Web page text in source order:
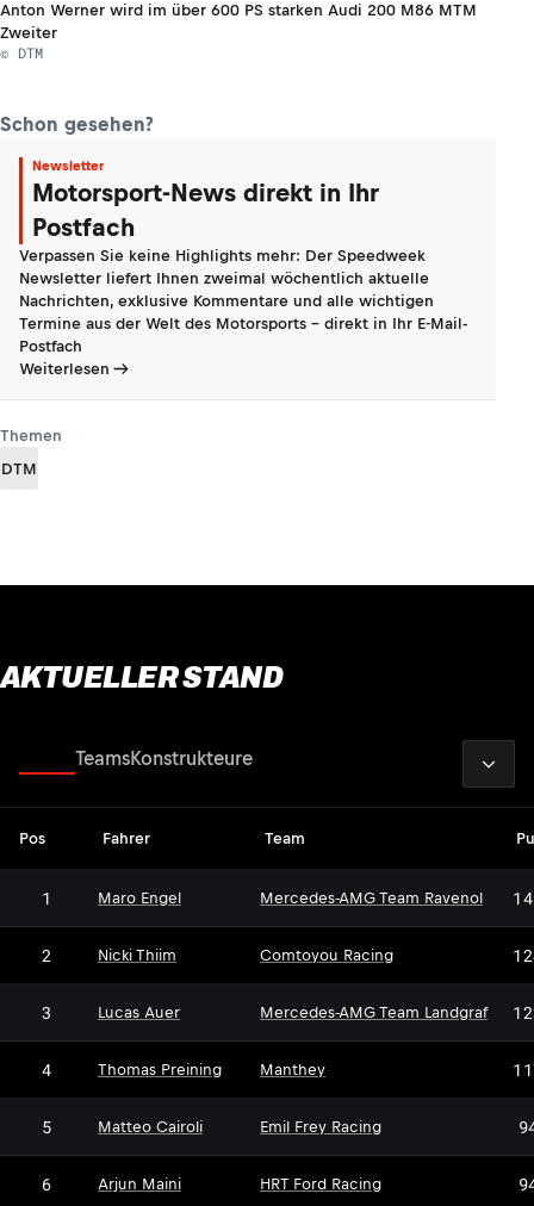
Anton Werner wird im über 600 PS starken Audi 200 M86 MTM
Zweiter
© DTM
Schon gesehen?
Newsletter
Motorsport-News direkt in Ihr
Postfach
Verpassen Sie keine Highlights mehr: Der Speedweek
Newsletter liefert Ihnen zweimal wöchentlich aktuelle
Nachrichten, exklusive Kommentare und alle wichtigen
Termine aus der Welt des Motorsports - direkt in Ihr E-Mail-
Postfach
Weiterlesen
Themen
DTM
AKTUELLER STAND
TeamsKonstrukteure
Pos Fahrer Team
1 Maro Engel Mercedes-AMG Team Ravenol
2 Nicki Thiim Comtoyou Racing
3 Lucas Auer Mercedes-AMG Team Landgraf
4 Thomas Preining Manthey
5 Matteo Cairoli Emil Frey Racing
6 Arjun Maini HRT Ford Racing